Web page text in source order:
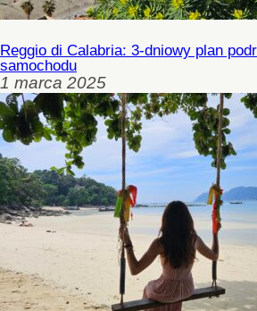
Reggio di Calabria: 3-dniowy plan
samochodu
1 marca 2025